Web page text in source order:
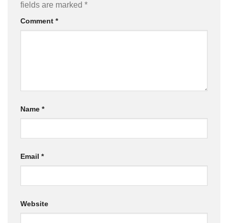
fields are marked *
Comment *
Name *
Email *
Website